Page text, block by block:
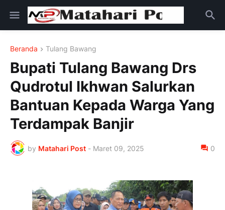
Beranda Tulang Bawang
Bupati Tulang Bawang Drs
Qudrotul Ikhwan Salurkan
Bantuan Kepada Warga Yang
Terdampak Banjir
by Matahari Post - Maret 09, 2025 0